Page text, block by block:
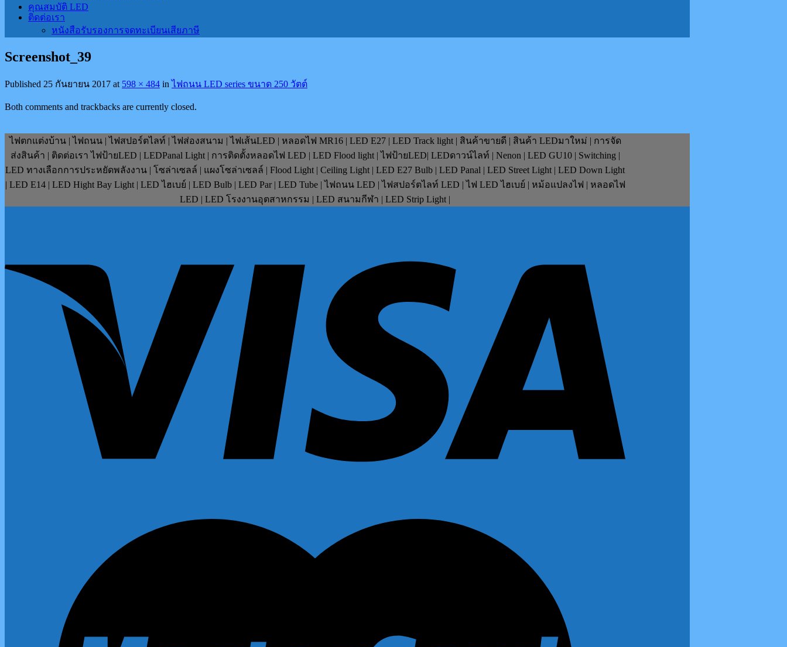
คุณสมบัติ LED
ติดต่อเรา
หนังสือรับรองการจดทะเบียนเสียภาษี
Screenshot_39
Published 25 กันยายน 2017 at 598 × 484 inไฟถนน LED series ขนาด 250 วัตต์
Both comments and trackbacks are currently closed.
ไฟตกแต่งบ้าน | ไฟถนน | ไฟสปอร์ตไลท์ | ไฟส่องสนาม | ไฟเส้นLED | หลอดไฟ MR16 | LED E27 | LED Track light | สินค้าขายดี | สินค้า LEDมาใหม่ | การจัด
ส่งสินค้า | ติดต่อเรา ไฟป้ายLED | LEDPanal Light | การติดตั้งหลอดไฟ LED | LED Flood light | ไฟป้ายLED| LEDดาวน์ไลท์ | Nenon | LED GU10 | Switching |
LED ทางเลือกการประหยัดพลังงาน | โซล่าเซลล์ | แผงโซล่าเซลล์ | Flood Light | Ceiling Light | LED E27 Bulb | LED Panal | LED Street Light | LED Down Light
| LED E14 | LED Hight Bay Light | LED ไฮเบย์ | LED Bulb | LED Par | LED Tube | ไฟถนน LED | ไฟสปอร์ตไลท์ LED | ไฟ LED ไฮเบย์ | หม้อแปลงไฟ | หลอดไฟ
LED | LED โรงงานอุตสาหกรรม | LED สนามกีฬา | LED Strip Light |